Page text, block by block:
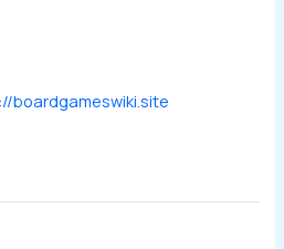
boardgameswiki.site